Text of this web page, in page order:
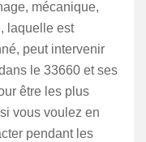
mécanique,
laquelle est
peut intervenir
le 33660 et ses
être les plus
vous voulez en
pendant les